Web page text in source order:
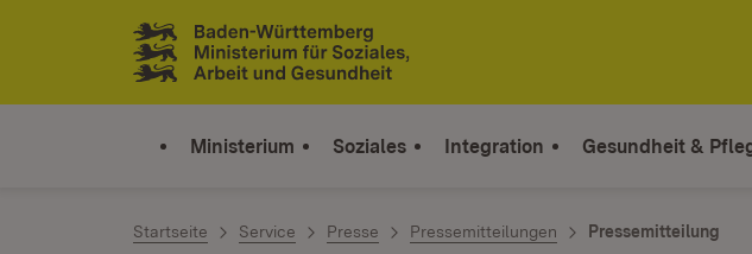
Zum Inhalt springen
Link zur Startseite
Ministerium Soziales Integration Gesundheit &
Startseite Service Presse Pressemitteilungen Pressemitteilung